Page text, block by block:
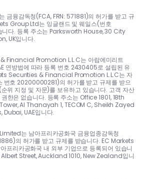
금융감독청(FCA, FRN: 571881)의 허가를 받고 규
Group Ltd는 잉글랜드 및 웨일스(번호
니다. 등록 주소는 Parksworth House, 30 City
UK입니다.
Financial Promotion L.L.C는 아랍에미리트
연방법에 따라 등록 번호 2430405로 설립된 유
Securities & Financial Promotion L.L.C는 자
번호 20200000281)의 허가를 받고 규제를 받으
위 지정 및 자문)를 보유하고 있습니다. 고객 자산
한은 없습니다. 등록 주소는 Office 1801, 18th
Al Thanayah 1, TECOM C, Sheikh Zayed
UAE입니다.
는 남아프리카공화국 금융업종감독청
의 허가를 받고 규제를 받습니다. EC Markets
리카공화국 내 외부 기업으로 등록되어 있습니
Albert Street, Auckland 1010, New Zealand입니